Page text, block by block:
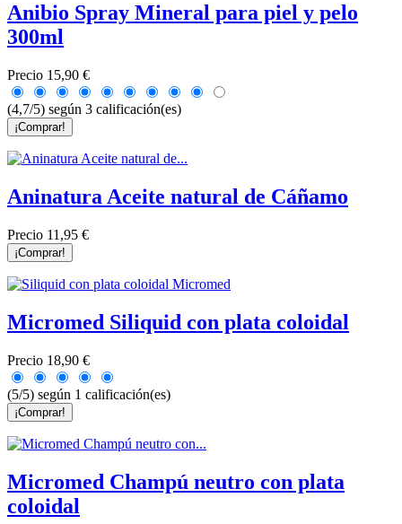
Anibio Spray Mineral para piel y pelo
300ml
Precio 15,90 €
(4,7/5) según 3 calificación(es)
¡Comprar!
Aninatura Aceite natural de Cáñamo
Precio 11,95 €
¡Comprar!
Micromed Siliquid con plata coloidal
Precio 18,90 €
(5/5) según 1 calificación(es)
¡Comprar!
Micromed Champú neutro con plata
coloidal